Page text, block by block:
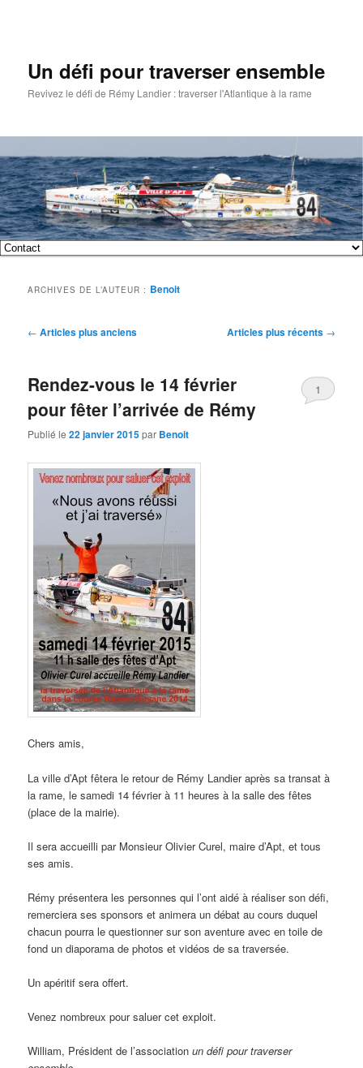
Un défi pour traverser ensemble
Revivez le défi de Rémy Landier : traverser l'Atlantique à la rame
Menu
Aller
au
contenu
Aller
au
contenu
ARCHIVES DE L’AUTEUR : Benoit
Navigation
← Articles plus anciens Articles plus récents →
Rendez-vous le 14 février
pour fêter l’arrivée de Rémy
Publié le22 janvier 2015par Benoit
1
Chers amis,
La ville d’Apt fêtera le retour de Rémy Landier après sa transat à
la rame, le samedi 14 février à 11 heures à la salle des fêtes
(place de la mairie).
Il sera accueilli par Monsieur Olivier Curel, maire d’Apt, et tous
ses amis.
Rémy présentera les personnes qui l’ont aidé à réaliser son défi,
remerciera ses sponsors et animera un débat au cours duquel
chacun pourra le questionner sur son aventure avec en toile de
fond un diaporama de photos et vidéos de sa traversée.
Un apéritif sera offert.
Venez nombreux pour saluer cet exploit.
William, Président de l’associationun défi pour traverser